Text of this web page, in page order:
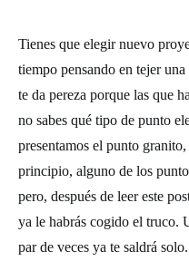
Tienes que elegir nuevo
tiempo pensando en tejer
te da pereza porque las que
no sabes qué tipo de punto
presentamos el punto granito
principio, alguno de los
pero, después de leer este
ya le habrás cogido el truco.
par de veces ya te saldrá